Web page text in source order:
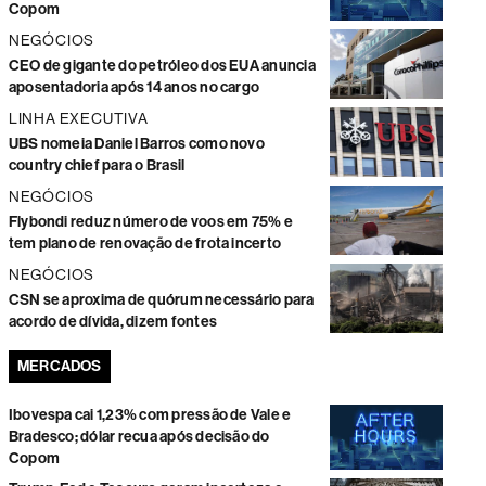
Copom
NEGÓCIOS
CEO de gigante do petróleo dos EUA anuncia
aposentadoria após 14 anos no cargo
LINHA EXECUTIVA
UBS nomeia Daniel Barros como novo
country chief para o Brasil
NEGÓCIOS
Flybondi reduz número de voos em 75% e
tem plano de renovação de frota incerto
NEGÓCIOS
CSN se aproxima de quórum necessário para
acordo de dívida, dizem fontes
MERCADOS
Ibovespa cai 1,23% com pressão de Vale e
Bradesco; dólar recua após decisão do
Copom